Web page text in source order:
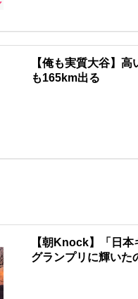
【俺も実質大谷】
も165km出る
【朝Knock】「日本
グランプリに輝いた